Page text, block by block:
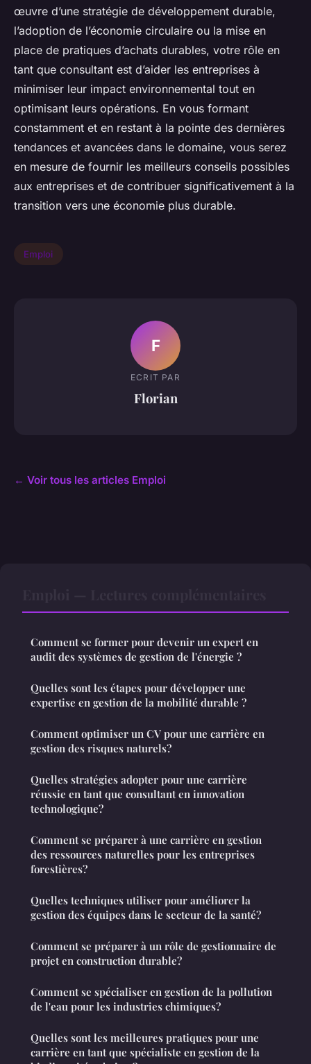
œuvre d’une stratégie de développement durable,
l’adoption de l’économie circulaire ou la mise en
place de pratiques d’achats durables, votre rôle en
tant que consultant est d’aider les entreprises à
minimiser leur impact environnemental tout en
optimisant leurs opérations. En vous formant
constamment et en restant à la pointe des dernières
tendances et avancées dans le domaine, vous serez
en mesure de fournir les meilleurs conseils possibles
aux entreprises et de contribuer significativement à la
transition vers une économie plus durable.
Emploi
F
ECRIT PAR
Florian
← Voir tous les articles Emploi
Comment se former pour devenir un expert en
audit des systèmes de gestion de l'énergie ?
Quelles sont les étapes pour développer une
expertise en gestion de la mobilité durable ?
Comment optimiser un CV pour une carrière en
gestion des risques naturels?
Quelles stratégies adopter pour une carrière
réussie en tant que consultant en innovation
technologique?
Comment se préparer à une carrière en gestion
des ressources naturelles pour les entreprises
forestières?
Quelles techniques utiliser pour améliorer la
gestion des équipes dans le secteur de la santé?
Comment se préparer à un rôle de gestionnaire de
projet en construction durable?
Comment se spécialiser en gestion de la pollution
de l'eau pour les industries chimiques?
Quelles sont les meilleures pratiques pour une
carrière en tant que spécialiste en gestion de la